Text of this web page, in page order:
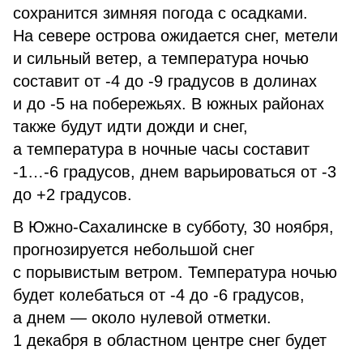
сохранится зимняя погода с осадками.
На севере острова ожидается снег, метели
и сильный ветер, а температура ночью
составит от -4 до -9 градусов в долинах
и до -5 на побережьях. В южных районах
также будут идти дожди и снег,
а температура в ночные часы составит
-1…-6 градусов, днем варьироваться от -3
до +2 градусов.
В Южно-Сахалинске в субботу, 30 ноября,
прогнозируется небольшой снег
с порывистым ветром. Температура ночью
будет колебаться от -4 до -6 градусов,
а днем — около нулевой отметки.
1 декабря в областном центре снег будет